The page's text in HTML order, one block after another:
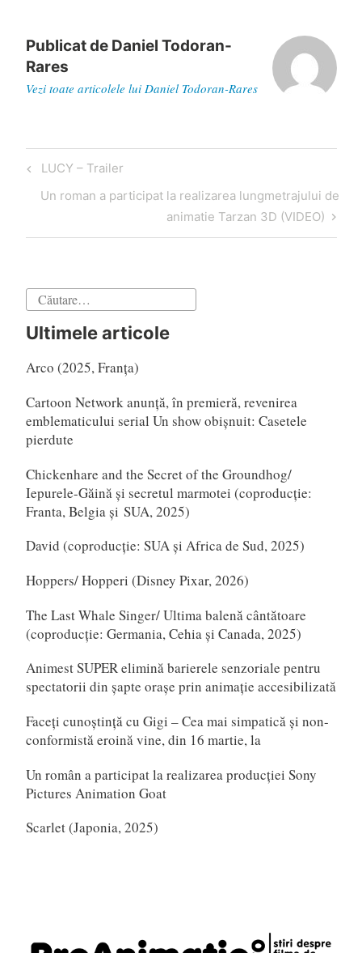
Publicat de Daniel Todoran-
Rares
Vezi toate articolele lui Daniel Todoran-Rares
Navigare
în
articole
Articol
anterior
LUCY – Trailer
Articol
Un roman a participat la realizarea lungmetrajului de
animatie Tarzan 3D (VIDEO)
Caută
Ultimele articole
Arco (2025, Franța)
Cartoon Network anunță, în premieră, revenirea
emblematicului serial Un show obișnuit: Casetele
pierdute
Chickenhare and the Secret of the Groundhog/
Iepurele-Găină și secretul marmotei (coproducție:
Franta, Belgia și SUA, 2025)
David (coproducție: SUA și Africa de Sud, 2025)
Hoppers/ Hopperi (Disney Pixar, 2026)
The Last Whale Singer/ Ultima balenă cântătoare
(coproducție: Germania, Cehia și Canada, 2025)
Animest SUPER elimină barierele senzoriale pentru
spectatorii din șapte orașe prin animație accesibilizată
Faceți cunoștință cu Gigi – Cea mai simpatică și non-
conformistă eroină vine, din 16 martie, la
Un român a participat la realizarea producției Sony
Pictures Animation Goat
Scarlet (Japonia, 2025)